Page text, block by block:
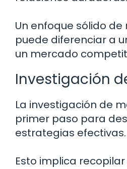
Un enfoque sólido
puede diferenciar a
un mercado
Investigación
La investigación de
primer paso para
estrategias efectivas.
Esto implica